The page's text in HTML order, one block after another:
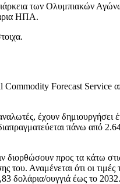
των Ολυμπιακών
ΗΠΑ.
Commodity Forecast Service
έχουν δημιουργήσει
πάνω από
διορθώσουν προς τα κάτω
του. Αναμένεται ότι οι
δολάρια/ουγγιά έως το 2032.